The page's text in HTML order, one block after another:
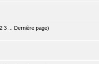
2 3 Dernière page)